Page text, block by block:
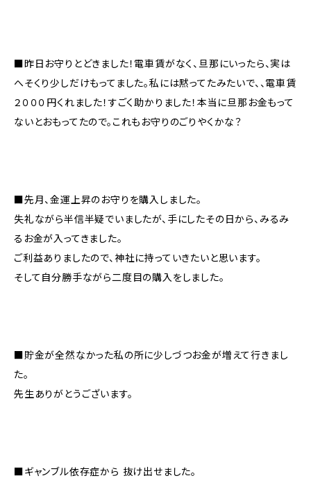
■昨日お守りとどきました！電車賃がなく、旦那にいったら、実は
へそくり少しだけもってました。私には黙ってたみたいで、、電車賃
２０００円くれました！すごく助かりました！本当に旦那お金もって
ないとおもってたので。これもお守りのごりやくかな？
■先月、金運上昇のお守りを購入しました。
失礼ながら半信半疑でいましたが、手にしたその日から、みるみ
るお金が入ってきました。
ご利益ありましたので、神社に持っていきたいと思います。
そして自分勝手ながら二度目の購入をしました。
■貯金が全然なかった私の所に少しづつお金が増えて行きまし
た。
先生ありがとうございます。
■ギャンブル依存症から 抜け出せました。